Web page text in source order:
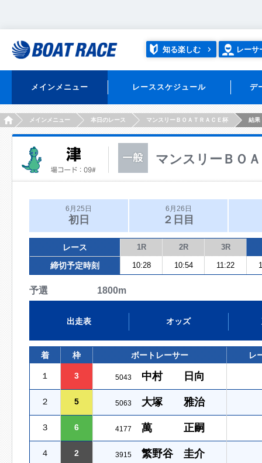
知る楽しむ レーサ
メインメニュー レーススケジュール デ
HOMEメインメニュー 本日のレース マンスリーＢＯＡＴＲＡＣＥ杯 結果
マンスリーＢＯ
6月25日
初日
6月26日
２日目
レース 1R 2R 3R
締切予定時刻 10:28 10:54 11:22
予選 1800m
出走表 オッズ
着 枠 ボートレーサー レ
１ 3 5043 中村 日向
２ 5 5063 大塚 雅治
３ 6 4177 萬 正嗣
４ 2 3915 繁野谷 圭介